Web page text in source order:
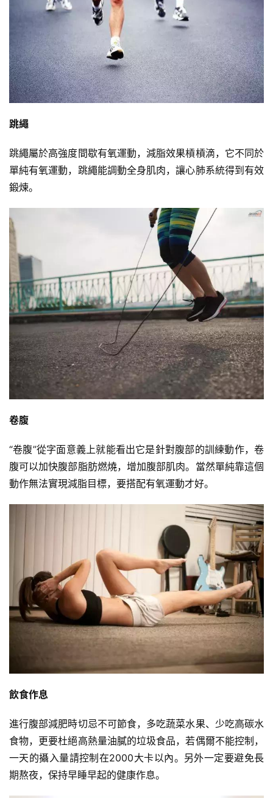
跳繩
跳繩屬於高強度間歇有氧運動，減脂效果槓槓滴，它不同於
單純有氧運動，跳繩能調動全身肌肉，讓心肺系統得到有效
鍛煉。
卷腹
“卷腹”從字面意義上就能看出它是針對腹部的訓練動作，卷
腹可以加快腹部脂肪燃燒，增加腹部肌肉。當然單純靠這個
動作無法實現減脂目標，要搭配有氧運動才好。
飲食作息
進行腹部減肥時切忌不可節食，多吃蔬菜水果、少吃高碳水
食物，更要杜絕高熱量油膩的垃圾食品，若偶爾不能控制，
一天的攝入量請控制在2000大卡以內。另外一定要避免長
期熬夜，保持早睡早起的健康作息。